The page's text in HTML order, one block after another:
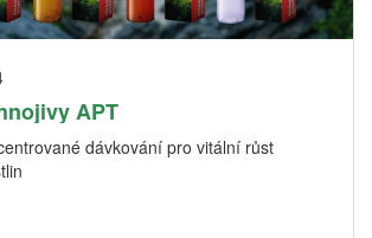
APT
dávkování pro vitální růst